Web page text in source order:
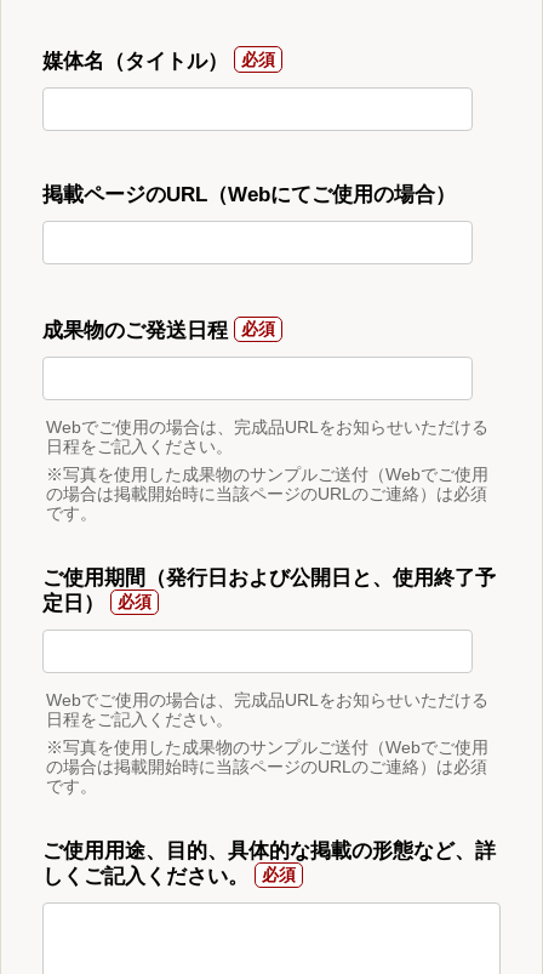
媒体名（タイトル）
掲載ページのURL（Webにてご使用の場合）
成果物のご発送日程
Webでご使用の場合は、完成品URLをお知らせいただける
日程をご記入ください。
※写真を使用した成果物のサンプルご送付（Webでご使用
の場合は掲載開始時に当該ページのURLのご連絡）は必須
です。
ご使用期間（発行日および公開日と、使用終了予
定日）
Webでご使用の場合は、完成品URLをお知らせいただける
日程をご記入ください。
※写真を使用した成果物のサンプルご送付（Webでご使用
の場合は掲載開始時に当該ページのURLのご連絡）は必須
です。
ご使用用途、目的、具体的な掲載の形態など、詳
しくご記入ください。